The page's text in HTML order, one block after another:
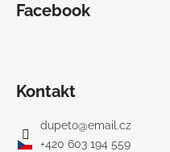
Facebook
Kontakt
dupeto@email.cz
+420 603 194 559